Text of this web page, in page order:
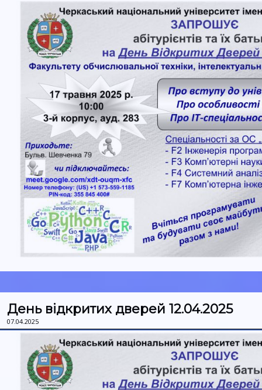
День відкритих дверей 12.04.2025
07.04.2025